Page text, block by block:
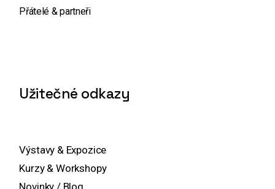
Přátelé & partneři
Užitečné odkazy
Výstavy & Expozice
Kurzy & Workshopy
Novinky / Blog